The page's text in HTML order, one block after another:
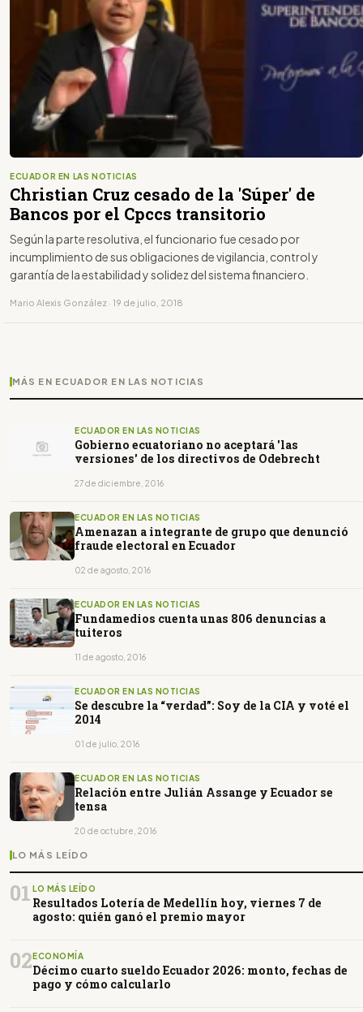
ECUADOR EN LAS NOTICIAS
Christian Cruz cesado de la 'Súper' de
Bancos por el Cpccs transitorio
Según la parte resolutiva, el funcionario fue cesado por
incumplimiento de sus obligaciones de vigilancia, control y
garantía de la estabilidad y solidez del sistema financiero.
Mario Alexis González · 19 de julio, 2018
MÁS EN ECUADOR EN LAS NOTICIAS
ECUADOR EN LAS NOTICIAS
Gobierno ecuatoriano no aceptará 'las
versiones' de los directivos de Odebrecht
27 de diciembre, 2016
ECUADOR EN LAS NOTICIAS
Amenazan a integrante de grupo que denunció
fraude electoral en Ecuador
02 de agosto, 2016
ECUADOR EN LAS NOTICIAS
Fundamedios cuenta unas 806 denuncias a
tuiteros
11 de agosto, 2016
ECUADOR EN LAS NOTICIAS
Se descubre la “verdad”: Soy de la CIA y voté el
2014
01 de julio, 2016
ECUADOR EN LAS NOTICIAS
Relación entre Julián Assange y Ecuador se
tensa
20 de octubre, 2016
LO MÁS LEÍDO
01 LO MÁS LEÍDO
Resultados Lotería de Medellín hoy, viernes 7 de
agosto: quién ganó el premio mayor
02ECONOMÍA
Décimo cuarto sueldo Ecuador 2026: monto, fechas de
pago y cómo calcularlo